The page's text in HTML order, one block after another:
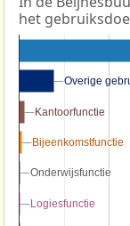
het
Overige
Overige
Kantoorfunctie
Kantoorfunctie
Bijeenkomstfunctie
Bijeenkomstfunctie
Onderwijsfunctie
Onderwijsfunctie
Logiesfunctie
Logiesfunctie